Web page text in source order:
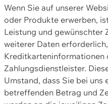
Wenn Sie auf unserer
oder Produkte erwerben,
Leistung und gewünschter
weiterer Daten
Kreditkarteninformationen
Zahlungsdienstleister.
Umstand, dass Sie bei uns
betreffenden Betrag und